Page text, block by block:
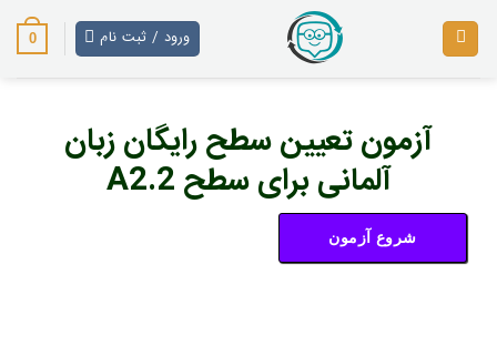
پرش
ورود / ثبت نام 0
آزمون تعیین سطح رایگان زبان
آلمانی برای سطح A2.2